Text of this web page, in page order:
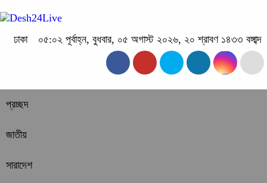
ঢাকা ০৫:০২ পূর্বাহ্ন, বুধবার, ০৫ অগাস্ট ২০২৬, ২০ শ্রাবণ ১৪৩৩ বঙ্গাব্দ
প্রচ্ছদ
জাতীয়
সারাদেশ